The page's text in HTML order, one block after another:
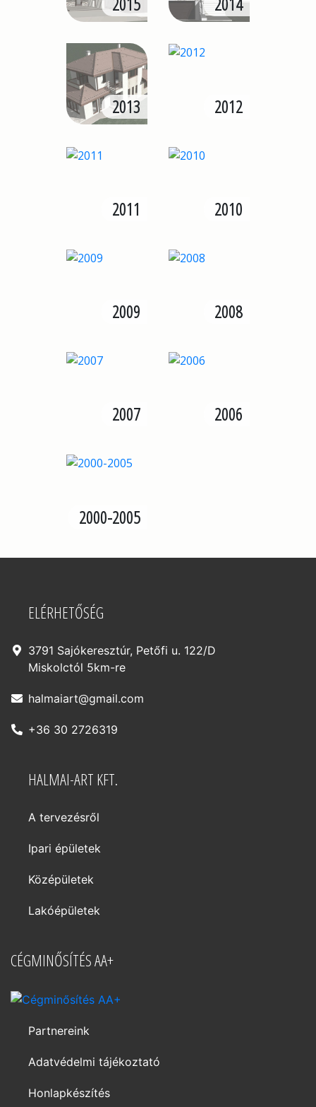
2013 2012
2011 2010
2009 2008
2007 2006
2000-2005
ELÉRHETŐSÉG
3791 Sajókeresztúr, Petőfi u. 122/D
Miskolctól 5km-re
halmaiart@gmail.com
+36 30 2726319
HALMAI-ART KFT.
A tervezésről
Ipari épületek
Középületek
Lakóépületek
CÉGMINŐSÍTÉS AA+
Partnereink
Adatvédelmi tájékoztató
Honlapkészítés